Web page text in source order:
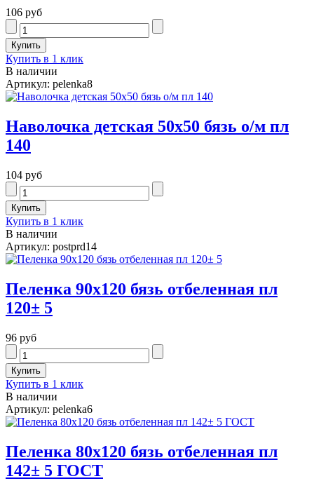
106 руб
Купить в 1 клик
В наличии
Артикул: pelenka8
Наволочка детская 50х50 бязь о/м пл
140
104 руб
Купить в 1 клик
В наличии
Артикул: postprd14
Пеленка 90х120 бязь отбеленная пл
120± 5
96 руб
Купить в 1 клик
В наличии
Артикул: pelenka6
Пеленка 80х120 бязь отбеленная пл
142± 5 ГОСТ